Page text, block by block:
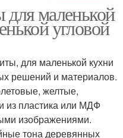
Кухня в стиле
Свежие дизайн-
решения
для маленькой
угловой
для маленькой кухни
решений и материалов.
желтые,
из пластика или МДФ
изображениями.
тона деревянных